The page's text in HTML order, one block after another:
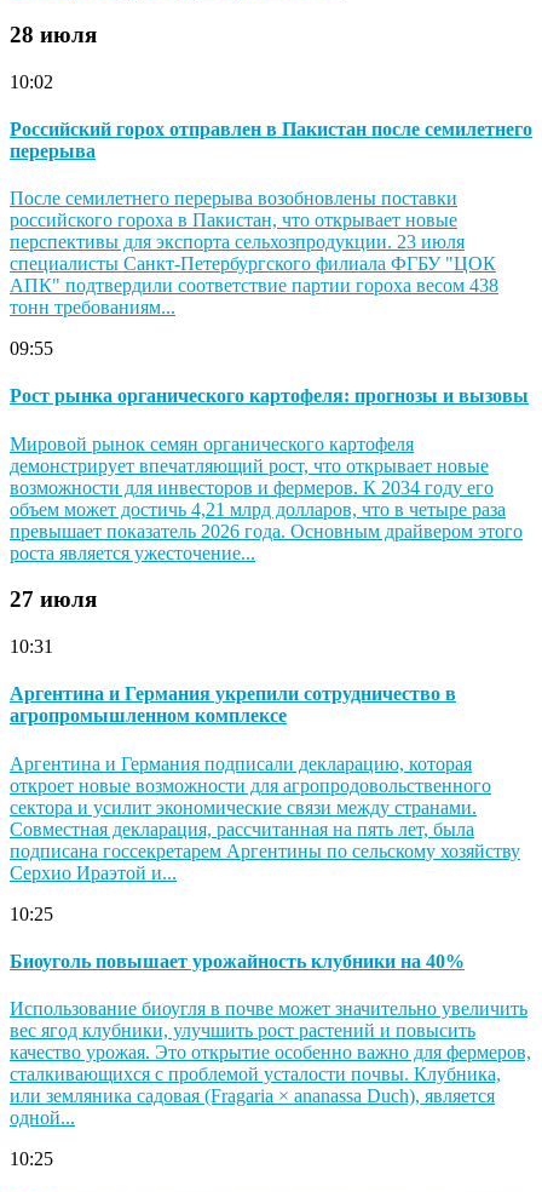
28 июля
10:02
Российский горох отправлен в Пакистан после семилетнего
перерыва
После семилетнего перерыва возобновлены поставки
российского гороха в Пакистан, что открывает новые
перспективы для экспорта сельхозпродукции. 23 июля
специалисты Санкт-Петербургского филиала ФГБУ "ЦОК
АПК" подтвердили соответствие партии гороха весом 438
тонн требованиям...
09:55
Рост рынка органического картофеля: прогнозы и вызовы
Мировой рынок семян органического картофеля
демонстрирует впечатляющий рост, что открывает новые
возможности для инвесторов и фермеров. К 2034 году его
объем может достичь 4,21 млрд долларов, что в четыре раза
превышает показатель 2026 года. Основным драйвером этого
роста является ужесточение...
27 июля
10:31
Аргентина и Германия укрепили сотрудничество в
агропромышленном комплексе
Аргентина и Германия подписали декларацию, которая
откроет новые возможности для агропродовольственного
сектора и усилит экономические связи между странами.
Совместная декларация, рассчитанная на пять лет, была
подписана госсекретарем Аргентины по сельскому хозяйству
Серхио Ираэтой и...
10:25
Биоуголь повышает урожайность клубники на 40%
Использование биоугля в почве может значительно увеличить
вес ягод клубники, улучшить рост растений и повысить
качество урожая. Это открытие особенно важно для фермеров,
сталкивающихся с проблемой усталости почвы. Клубника,
или земляника садовая (Fragaria × ananassa Duch), является
одной...
10:25